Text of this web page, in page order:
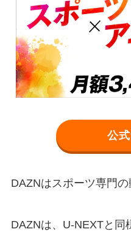
公
DAZNはスポーツ専門の
DAZNは、U-NEXTと同